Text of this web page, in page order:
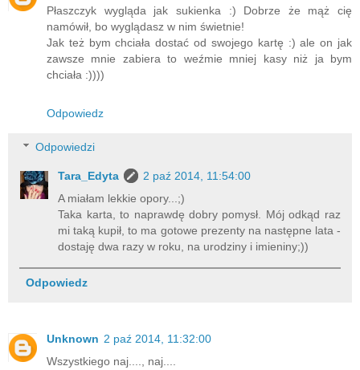
Płaszczyk wygląda jak sukienka :) Dobrze że mąż cię
namówił, bo wyglądasz w nim świetnie!
Jak też bym chciała dostać od swojego kartę :) ale on jak
zawsze mnie zabiera to weźmie mniej kasy niż ja bym
chciała :))))
Odpowiedz
Odpowiedzi
Tara_Edyta
2 paź 2014, 11:54:00
A miałam lekkie opory...;)
Taka karta, to naprawdę dobry pomysł. Mój odkąd raz
mi taką kupił, to ma gotowe prezenty na następne lata -
dostaję dwa razy w roku, na urodziny i imieniny;))
Odpowiedz
Unknown 2 paź 2014, 11:32:00
Wszystkiego naj...., naj....